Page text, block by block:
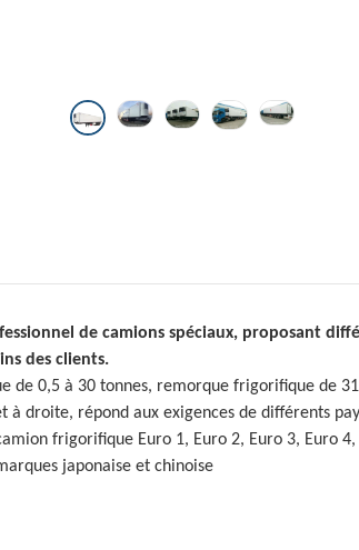
de camions spéciaux, proposant
des clients.
de 0,5 à 30 tonnes, remorque frigorifique de
à droite, répond aux exigences de différents
frigorifique Euro 1, Euro 2, Euro 3, Euro 4,
japonaise et chinoise